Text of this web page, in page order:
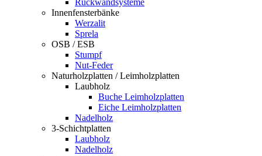
Rückwandsysteme
Innenfensterbänke
Werzalit
Sprela
OSB / ESB
Stumpf
Nut-Feder
Naturholzplatten / Leimholzplatten
Laubholz
Buche Leimholzplatten
Eiche Leimholzplatten
Nadelholz
3-Schichtplatten
Laubholz
Nadelholz